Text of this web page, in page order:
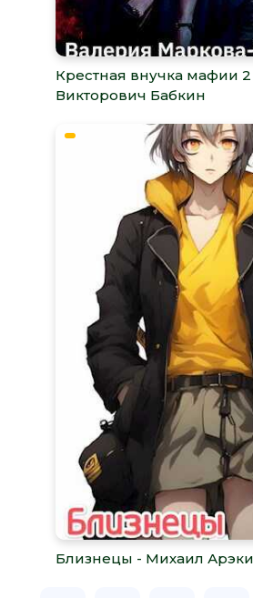
Крестная внучка мафии
Викторович Бабкин
Близнецы - Михаил Арэки